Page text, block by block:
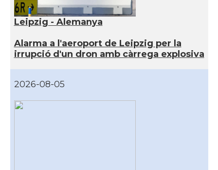
Leipzig - Alemanya
Alarma a l'aeroport de Leipzig per la
irrupció d'un dron amb càrrega explosiva
2026-08-05